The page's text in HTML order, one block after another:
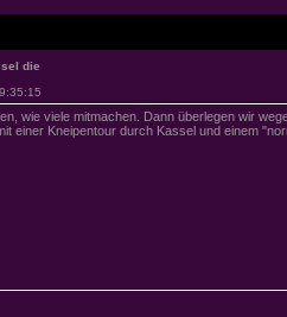
die
wie viele mitmachen. Dann überlegen wir
einer Kneipentour durch Kassel und einem